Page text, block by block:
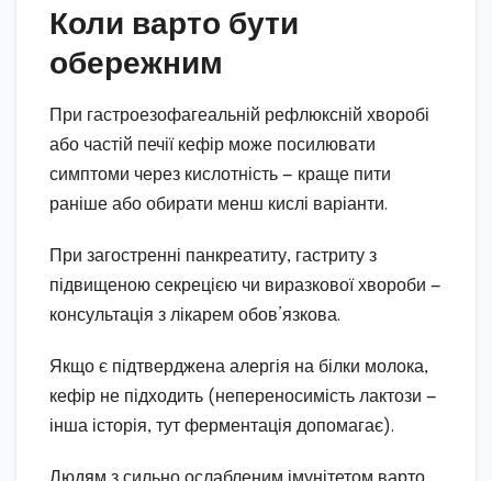
Коли варто бути
обережним
При гастроезофагеальній рефлюксній хворобі
або частій печії кефір може посилювати
симптоми через кислотність — краще пити
раніше або обирати менш кислі варіанти.
При загостренні панкреатиту, гастриту з
підвищеною секрецією чи виразкової хвороби —
консультація з лікарем обов’язкова.
Якщо є підтверджена алергія на білки молока,
кефір не підходить (непереносимість лактози —
інша історія, тут ферментація допомагає).